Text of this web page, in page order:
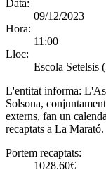
Data:
09/12/2023
Hora:
11:00
Lloc:
Escola Setelsis
L'entitat informa:
Solsona,
externs, fan un
recaptats a La Marató.
Portem recaptats:
1028.60€